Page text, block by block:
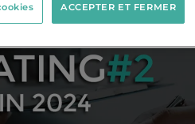
ACCEPTER ET FERMER